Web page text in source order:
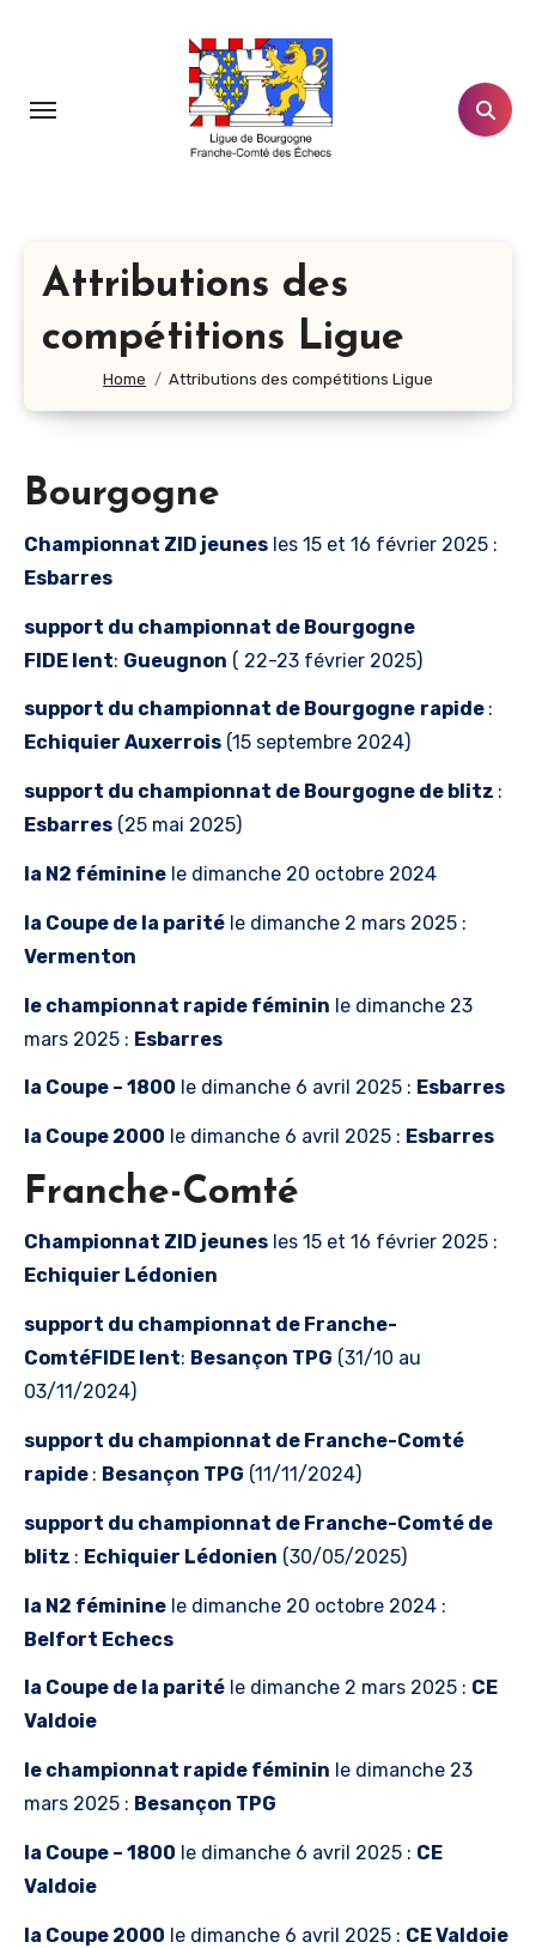
principal
Attributions des
compétitions Ligue
Home Attributions des compétitions Ligue
Bourgogne
Championnat ZID jeunes les 15 et 16 février 2025 :
Esbarres
support du championnat de Bourgogne
FIDE lent: Gueugnon ( 22-23 février 2025)
support du championnat de Bourgogne rapide :
Echiquier Auxerrois (15 septembre 2024)
support du championnat de Bourgogne de blitz :
Esbarres (25 mai 2025)
la N2 féminine le dimanche 20 octobre 2024
la Coupe de la parité le dimanche 2 mars 2025 :
Vermenton
le championnat rapide féminin le dimanche 23
mars 2025 : Esbarres
la Coupe – 1800 le dimanche 6 avril 2025 : Esbarres
la Coupe 2000 le dimanche 6 avril 2025 : Esbarres
Franche-Comté
C hampionnat ZID jeunes les 15 et 16 février 2025 :
Echiquier Lédonien
support du championnat de Franche-
ComtéFIDE lent: Besançon TPG (31/10 au
03/11/2024)
support du championnat de Franche-Comté
rapide : Besançon TPG (11/11/2024)
support du championnat de Franche-Comté de
blitz : Echiquier Lédonien (30/05/2025)
la N2 féminine le dimanche 20 octobre 2024 :
Belfort Echecs
la Coupe de la parité le dimanche 2 mars 2025 : CE
Valdoie
le championnat rapide féminin le dimanche 23
mars 2025 : Besançon TPG
la Coupe – 1800 le dimanche 6 avril 2025 : CE
Valdoie
la Coupe 2000 le dimanche 6 avril 2025 : CE Valdoie